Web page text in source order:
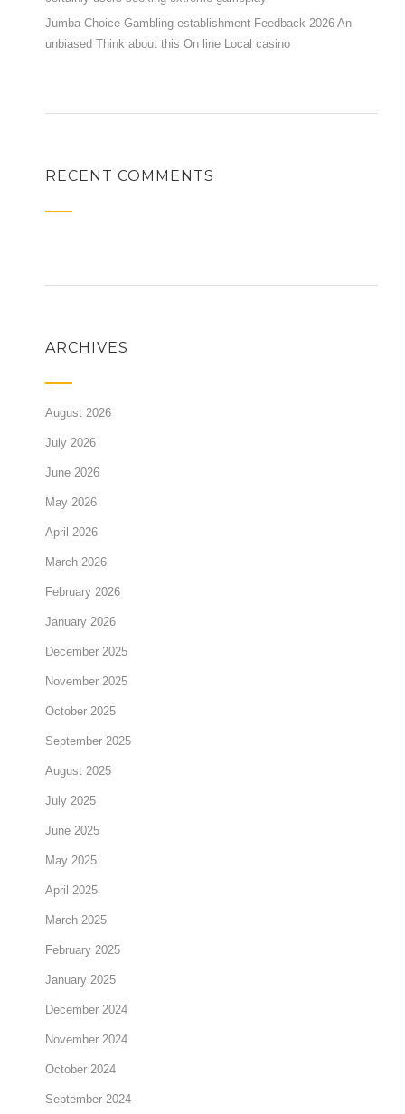
Jumba Choice Gambling establishment Feedback 2026 An
unbiased Think about this On line Local casino
RECENT COMMENTS
ARCHIVES
August 2026
July 2026
June 2026
May 2026
April 2026
March 2026
February 2026
January 2026
December 2025
November 2025
October 2025
September 2025
August 2025
July 2025
June 2025
May 2025
April 2025
March 2025
February 2025
January 2025
December 2024
November 2024
October 2024
September 2024